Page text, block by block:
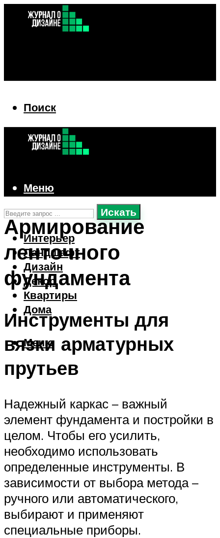
Поиск
Искать
Интерьер
Ландшафт
Дизайн
Декор
Квартиры
Дома
Меню
Меню
Армирование
ленточного
фундамента
Инструменты для
вязки арматурных
прутьев
Надежный каркас – важный
элемент фундамента и постройки в
целом. Чтобы его усилить,
необходимо использовать
определенные инструменты. В
зависимости от выбора метода –
ручного или автоматического,
выбирают и применяют
специальные приборы.